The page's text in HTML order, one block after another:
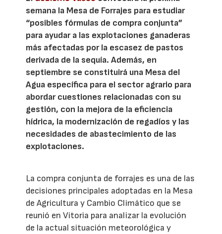
semana la Mesa de Forrajes para estudiar
“posibles fórmulas de compra conjunta”
para ayudar a las explotaciones ganaderas
más afectadas por la escasez de pastos
derivada de la sequía. Además, en
septiembre se constituirá una Mesa del
Agua específica para el sector agrario para
abordar cuestiones relacionadas con su
gestión, con la mejora de la eficiencia
hídrica, la modernización de regadíos y las
necesidades de abastecimiento de las
explotaciones.
La compra conjunta de forrajes es una de las
decisiones principales adoptadas en la Mesa
de Agricultura y Cambio Climático que se
reunió en Vitoria para analizar la evolución
de la actual situación meteorológica y